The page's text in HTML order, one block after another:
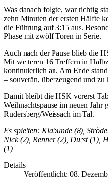
Was danach folgte, war richtig
zehn Minuten der ersten Hälfte
die Führung auf 3:15 aus.
Phase mit zwölf Toren in Serie.
Auch nach der Pause blieb die
Mit weiteren 16 Treffern in
kontinuierlich an. Am Ende
– souverän, überzeugend und zu
Damit bleibt die HSK vorerst
Weihnachtspause im neuen Jahr
Rudersberg/Weissach im Tal.
Es spielten: Klabunde (8),
Nick (2), Renner (2), Durst (1),
(1)
Details
Veröffentlicht: 08.